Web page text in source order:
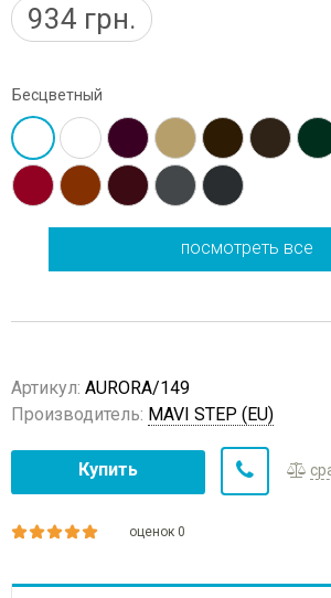
934 грн.
Бесцветный
посмотреть все
Артикул: AURORA/149
Производитель: MAVI STEP (EU)
Купить
оценок 0